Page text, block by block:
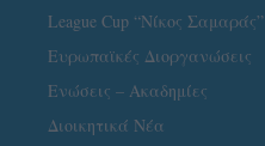
League Cup “Νίκος Σαμαράς”
Ευρωπαϊκές Διοργανώσεις
Ενώσεις – Ακαδημίες
Διοικητικά Νέα